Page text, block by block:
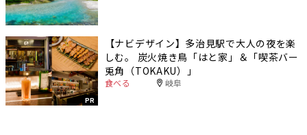
PR
【ナビデザイン】多治見駅で大人の夜を楽
しむ。 炭火焼き鳥「はと家」＆「喫茶バー
兎角（TOKAKU）」
食べる 岐阜